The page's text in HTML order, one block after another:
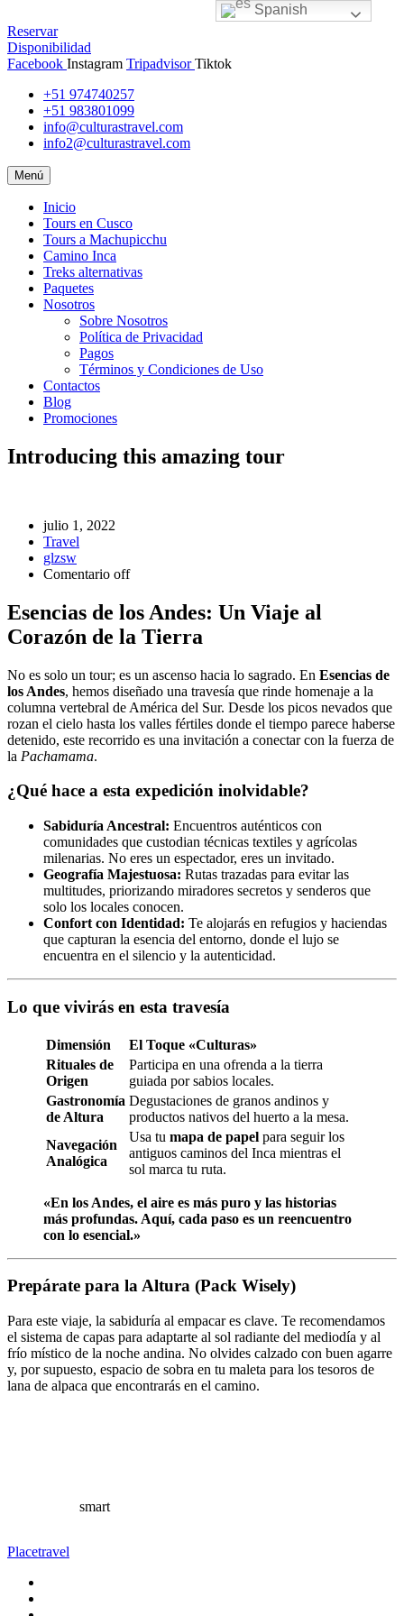
Reservar
Disponibilidad
Facebook Instagram Tripadvisor Tiktok
+51 974740257
+51 983801099
info@culturastravel.com
info2@culturastravel.com
Menú
Inicio
Tours en Cusco
Tours a Machupicchu
Camino Inca
Treks alternativas
Paquetes
Nosotros
Sobre Nosotros
Política de Privacidad
Pagos
Términos y Condiciones de Uso
Contactos
Blog
Promociones
Introducing this amazing tour
julio 1, 2022
Travel
glzsw
Comentario off
Esencias de los Andes: Un Viaje al
Corazón de la Tierra
No es solo un tour; es un ascenso hacia lo sagrado. En Esencias de
los Andes, hemos diseñado una travesía que rinde homenaje a la
columna vertebral de América del Sur. Desde los picos nevados que
rozan el cielo hasta los valles fértiles donde el tiempo parece haberse
detenido, este recorrido es una invitación a conectar con la fuerza de
la Pachamama.
¿Qué hace a esta expedición inolvidable?
Sabiduría Ancestral: Encuentros auténticos con
comunidades que custodian técnicas textiles y agrícolas
milenarias. No eres un espectador, eres un invitado.
Geografía Majestuosa: Rutas trazadas para evitar las
multitudes, priorizando miradores secretos y senderos que
solo los locales conocen.
Confort con Identidad: Te alojarás en refugios y haciendas
que capturan la esencia del entorno, donde el lujo se
encuentra en el silencio y la autenticidad.
Lo que vivirás en esta travesía
Dimensión
El Toque «Culturas»
Rituales de
Origen
Participa en una ofrenda a la tierra
guiada por sabios locales.
Gastronomía
de Altura
Degustaciones de granos andinos y
productos nativos del huerto a la mesa.
Navegación
Analógica
Usa tu mapa de papel para seguir los
antiguos caminos del Inca mientras el
sol marca tu ruta.
«En los Andes, el aire es más puro y las historias
más profundas. Aquí, cada paso es un reencuentro
con lo esencial.»
Prepárate para la Altura (Pack Wisely)
Para este viaje, la sabiduría al empacar es clave. Te recomendamos
el sistema de capas para adaptarte al sol radiante del mediodía y al
frío místico de la noche andina. No olvides calzado con buen agarre
y, por supuesto, espacio de sobra en tu maleta para los tesoros de
lana de alpaca que encontrarás en el camino.
smart
Placetravel
Spanish